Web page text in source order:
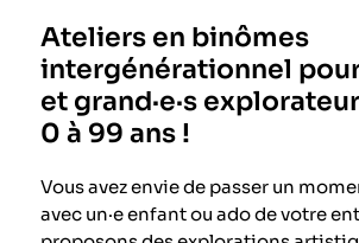
Ateliers en binômes
intergénérationnel pour
et grand·e·s
0 à 99 ans !
Vous avez envie de passer un
avec un·e enfant ou ado de votre